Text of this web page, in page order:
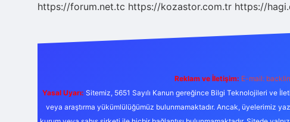
https://forum.net.tc https://kozastor.com.tr https://
Reklam ve İletişim: E-mail:
Yasal Uyarı: Sitemiz, 5651 Sayılı Kanun gereğince Bilgi Teknolojileri ve
veya araştırma yükümlülüğümüz bulunmamaktadır. Ancak, üyelerimiz